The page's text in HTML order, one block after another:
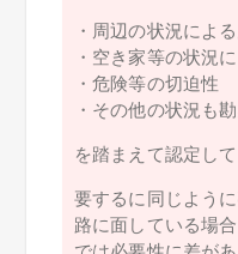
・周辺の状況によ
・空き家等の状況
・危険等の切迫性
・その他の状況も
を踏まえて認定し
要するに同じよう
路に面している場